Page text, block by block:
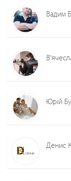
Вадим
Юрій
Денис